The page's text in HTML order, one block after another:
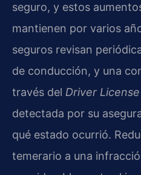
seguro, y estos
mantienen por varios
seguros revisan
de conducción, y una
través del Driver
detectada por su
qué estado ocurrió.
temerario a una